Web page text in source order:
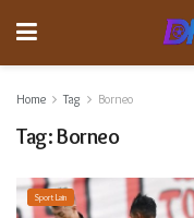
Home Tag Borneo
Tag:Borneo
Sport Lain